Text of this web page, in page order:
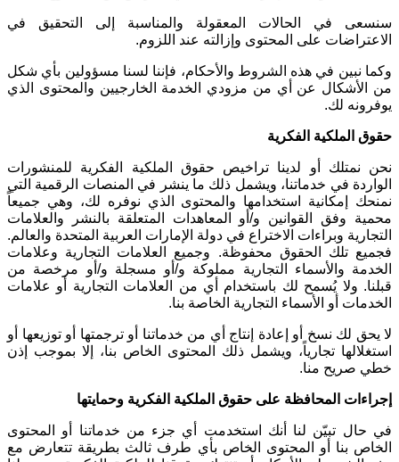
سنسعى في الحالات المعقولة والمناسبة إلى التحقيق في
الاعتراضات على المحتوى وإزالته عند اللزوم.
وكما نبين في هذه الشروط والأحكام، فإننا لسنا مسؤولين بأي شكل
من الأشكال عن أي من مزودي الخدمة الخارجيين والمحتوى الذي
يوفرونه لك.
حقوق الملكية الفكرية
نحن نمتلك أو لدينا تراخيص حقوق الملكية الفكرية للمنشورات
الواردة في خدماتنا، ويشمل ذلك ما ينشر في المنصات الرقمية التي
نمنحك إمكانية استخدامها والمحتوى الذي نوفره لك، وهي جميعاً
محمية وفق القوانين و/أو المعاهدات المتعلقة بالنشر والعلامات
التجارية وبراءات الاختراع في دولة الإمارات العربية المتحدة والعالم.
فجميع تلك الحقوق محفوظة. وجميع العلامات التجارية وعلامات
الخدمة والأسماء التجارية مملوكة و/أو مسجلة و/أو مرخصة من
قبلنا. ولا يُسمح لك باستخدام أي من العلامات التجارية أو علامات
الخدمات أو الأسماء التجارية الخاصة بنا.
لا يحق لك نسخ أو إعادة إنتاج أي من خدماتنا أو ترجمتها أو توزيعها أو
استغلالها تجارياً، ويشمل ذلك المحتوى الخاص بنا، إلا بموجب إذن
خطي صريح منا.
إجراءات المحافظة على حقوق الملكية الفكرية وحمايتها
في حال تبيّن لنا أنك استخدمت أي جزء من خدماتنا أو المحتوى
الخاص بنا أو المحتوى الخاص بأي طرف ثالث بطريقة تتعارض مع